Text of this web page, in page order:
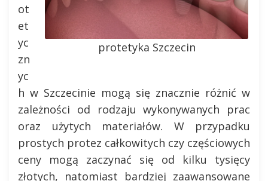
protetyka Szczecin
ot
et
yc
zn
yc
h w Szczecinie mogą się znacznie różnić w
zależności od rodzaju wykonywanych prac
oraz użytych materiałów. W przypadku
prostych protez całkowitych czy częściowych
ceny mogą zaczynać się od kilku tysięcy
złotych, natomiast bardziej zaawansowane